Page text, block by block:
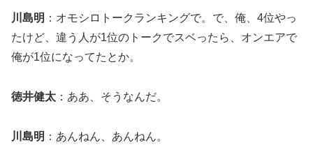
川島明 ：オモシロトークランキングで。で、俺、4位やっ
たけど、違う人が1位のトークでスベったら、オンエアで
俺が1位になってたとか。
徳井健太 ：ああ、そうなんだ。
川島明 ：あんねん、あんねん。